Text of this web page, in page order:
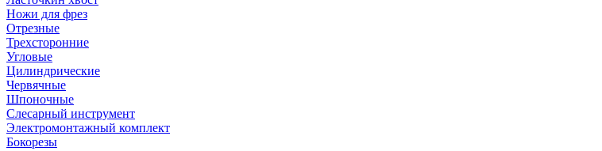
Ножи для фрез
Отрезные
Трехсторонние
Угловые
Цилиндрические
Червячные
Шпоночные
Слесарный инструмент
Электромонтажный комплект
Бокорезы